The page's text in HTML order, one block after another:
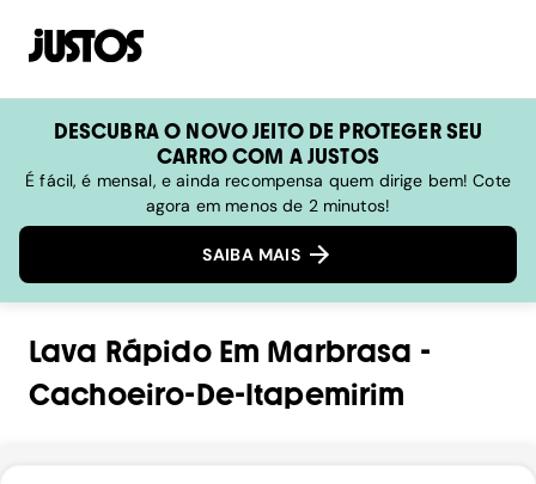
DESCUBRA O NOVO JEITO DE PROTEGER SEU
CARRO COM A JUSTOS
É fácil, é mensal, e ainda recompensa quem dirige bem! Cote
agora em menos de 2 minutos!
SAIBA MAIS
Lava RápidoEm Marbrasa -
Cachoeiro-De-Itapemirim